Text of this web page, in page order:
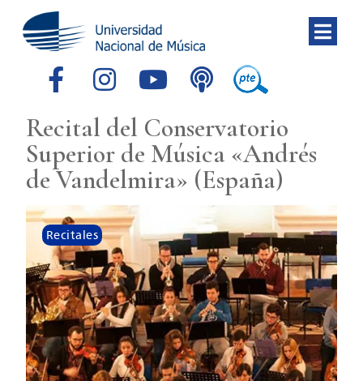
Recital del Conservatorio
Superior de Música «Andrés
de Vandelmira» (España)
Recitales